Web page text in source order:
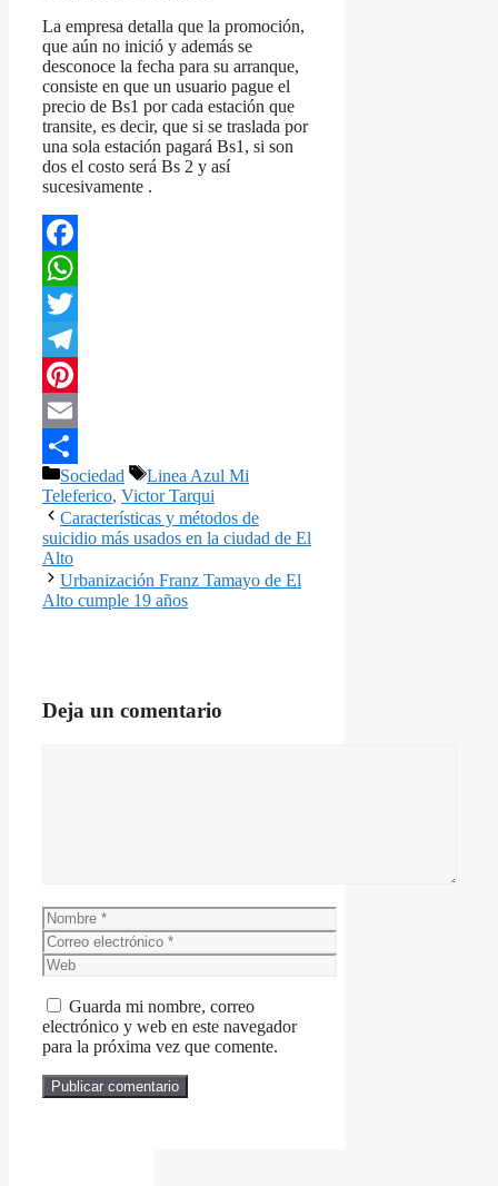
La empresa detalla que la promoción,
que aún no inició y además se
desconoce la fecha para su arranque,
consiste en que un usuario pague el
precio de Bs1 por cada estación que
transite, es decir, que si se traslada por
una sola estación pagará Bs1, si son
dos el costo será Bs 2 y así
sucesivamente .
Facebook
WhatsApp
Twitter
Telegram
Pinterest
Email
Compartir
Categorías
Sociedad Etiquetas
Linea Azul Mi
Teleferico, Victor Tarqui
Características y métodos de
suicidio más usados en la ciudad de El
Alto
Urbanización Franz Tamayo de El
Alto cumple 19 años
Deja un comentario
Nombre
Correo
electrónico
Web
Guarda mi nombre, correo
electrónico y web en este navegador
para la próxima vez que comente.